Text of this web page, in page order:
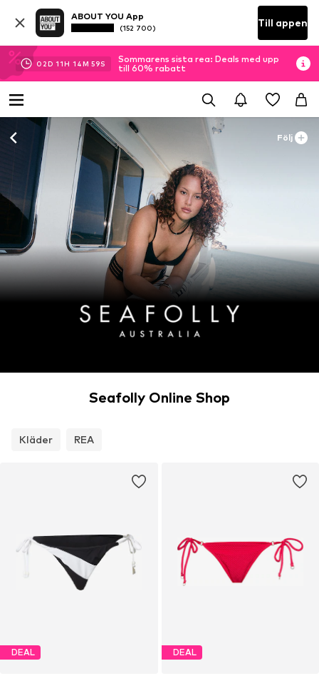
ABOUT YOU App
(152 700) Till appen
02D 11H 14M 58S
Sommarens sista rea: Deals med upp
till 60% rabatt
Följ
Seafolly Online Shop
Kläder REA
DEAL DEAL